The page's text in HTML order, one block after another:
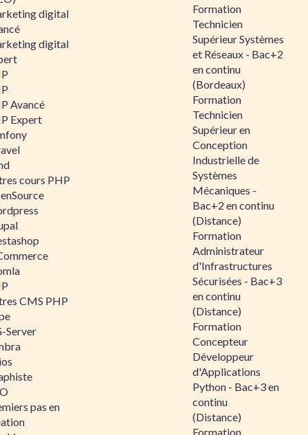
digital
digital
Avancé
Expert
cours PHP
CMS PHP
Server
pas en
Formation
Technicien
Supérieur Systèmes
et Réseaux - Bac+2
en continu
(Bordeaux)
Formation
Technicien
Supérieur en
Conception
Industrielle de
Systèmes
Mécaniques -
Bac+2 en continu
(Distance)
Formation
Administrateur
d'Infrastructures
Sécurisées - Bac+3
en continu
(Distance)
Formation
Concepteur
Développeur
d'Applications
Python - Bac+3 en
continu
(Distance)
Formation